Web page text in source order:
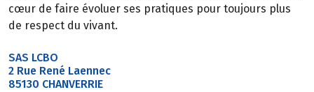
cœur de faire évoluer ses pratiques pour toujours plus
de respect du vivant.
SAS LCBO
2 Rue René Laennec
85130 CHANVERRIE